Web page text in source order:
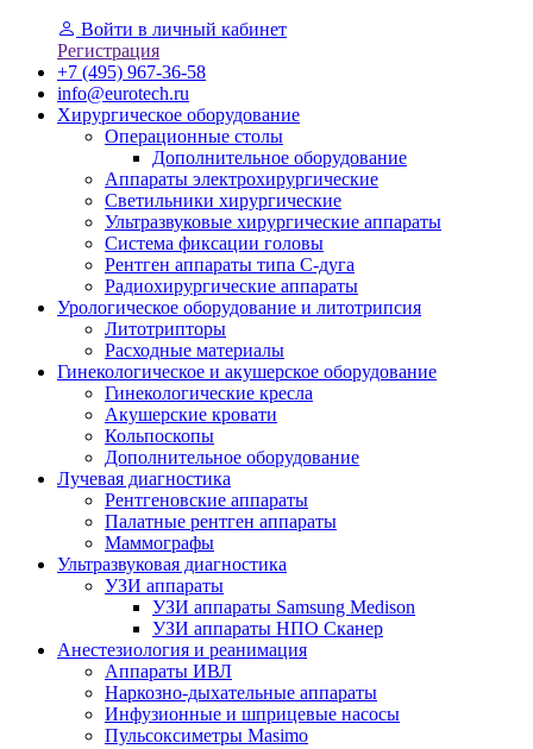
Войти в личный кабинет
Регистрация
+7 (495) 967-36-58
info@eurotech.ru
Хирургическое оборудование
Операционные столы
Дополнительное оборудование
Аппараты электрохирургические
Светильники хирургические
Ультразвуковые хирургические аппараты
Система фиксации головы
Рентген аппараты типа С-дуга
Радиохирургические аппараты
Урологическое оборудование и литотрипсия
Литотрипторы
Расходные материалы
Гинекологическое и акушерское оборудование
Гинекологические кресла
Акушерские кровати
Кольпоскопы
Дополнительное оборудование
Лучевая диагностика
Рентгеновские аппараты
Палатные рентген аппараты
Маммографы
Ультразвуковая диагностика
УЗИ аппараты
УЗИ аппараты Samsung Medison
УЗИ аппараты НПО Сканер
Анестезиология и реанимация
Аппараты ИВЛ
Наркозно-дыхательные аппараты
Инфузионные и шприцевые насосы
Пульсоксиметры Masimo